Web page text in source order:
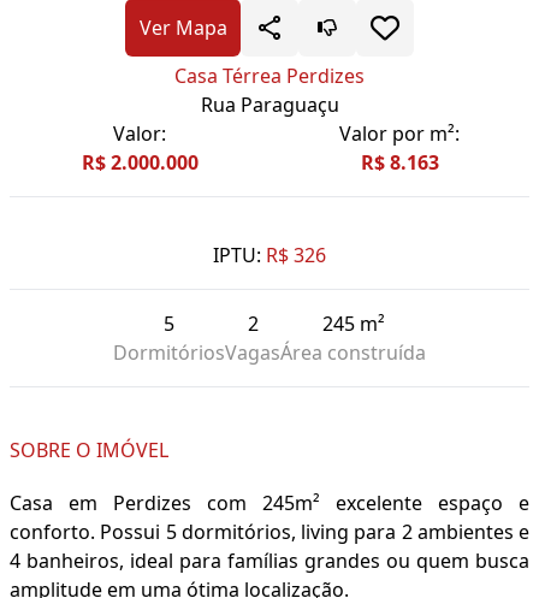
Ver Mapa
Casa Térrea Perdizes
Rua Paraguaçu
Valor:
R$ 2.000.000
Valor por m²:
R$ 8.163
IPTU: R$ 326
5
Dormitórios
2
Vagas
245 m²
Área construída
SOBRE O IMÓVEL
Casa em Perdizes com 245m² excelente espaço e
conforto. Possui 5 dormitórios, living para 2 ambientes e
4 banheiros, ideal para famílias grandes ou quem busca
amplitude em uma ótima localização.